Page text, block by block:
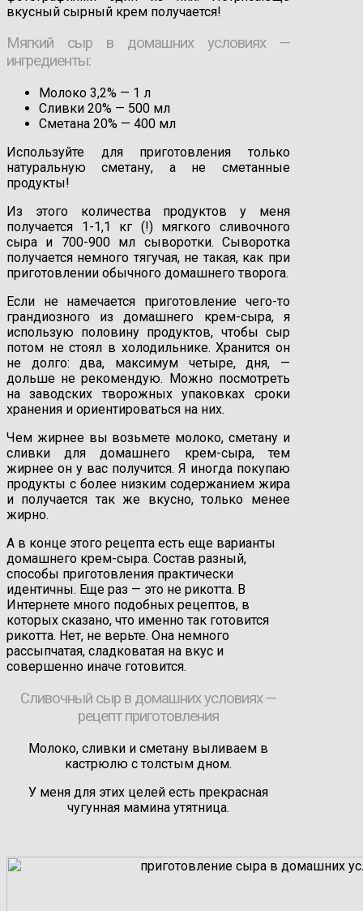
вкусный сырный крем получается!
Мягкий сыр в домашних условиях —
ингредиенты:
Молоко 3,2% — 1 л
Сливки 20% — 500 мл
Сметана 20% — 400 мл
Используйте для приготовления только
натуральную сметану, а не сметанные
продукты!
Из этого количества продуктов у меня
получается 1-1,1 кг (!) мягкого сливочного
сыра и 700-900 мл сыворотки. Сыворотка
получается немного тягучая, не такая, как при
приготовлении обычного домашнего творога.
Если не намечается приготовление чего-то
грандиозного из домашнего крем-сыра, я
использую половину продуктов, чтобы сыр
потом не стоял в холодильнике. Хранится он
не долго: два, максимум четыре, дня, —
дольше не рекомендую. Можно посмотреть
на заводских творожных упаковках сроки
хранения и ориентироваться на них.
Чем жирнее вы возьмете молоко, сметану и
сливки для домашнего крем-сыра, тем
жирнее он у вас получится. Я иногда покупаю
продукты с более низким содержанием жира
и получается так же вкусно, только менее
жирно.
А в конце этого рецепта есть еще варианты
домашнего крем-сыра. Состав разный,
способы приготовления практически
идентичны. Еще раз — это не рикотта. В
Интернете много подобных рецептов, в
которых сказано, что именно так готовится
рикотта. Нет, не верьте. Она немного
рассыпчатая, сладковатая на вкус и
совершенно иначе готовится.
Сливочный сыр в домашних условиях —
рецепт приготовления
Молоко, сливки и сметану выливаем в
кастрюлю с толстым дном.
У меня для этих целей есть прекрасная
чугунная мамина утятница.